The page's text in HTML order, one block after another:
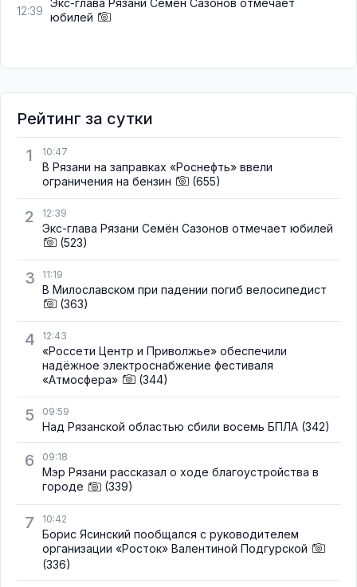
12:39
юбилей
Рейтинг за сутки
1
10:47
В Рязани на заправках «Роснефть» ввели
ограничения на бензин
(655)
2 12:39
Экс-глава Рязани Семён Сазонов отмечает юбилей
(523)
3 11:19
В Милославском при падении погиб велосипедист
(363)
4 12:43
«Россети Центр и Приволжье» обеспечили
надёжное электроснабжение фестиваля
«Атмосфера»
(344)
5 09:59
Над Рязанской областью сбили восемь БПЛА (342)
6 09:18
Мэр Рязани рассказал о ходе благоустройства в
городе
(339)
7 10:42
Борис Ясинский пообщался с руководителем
организации «Росток» Валентиной Подгурской
(336)